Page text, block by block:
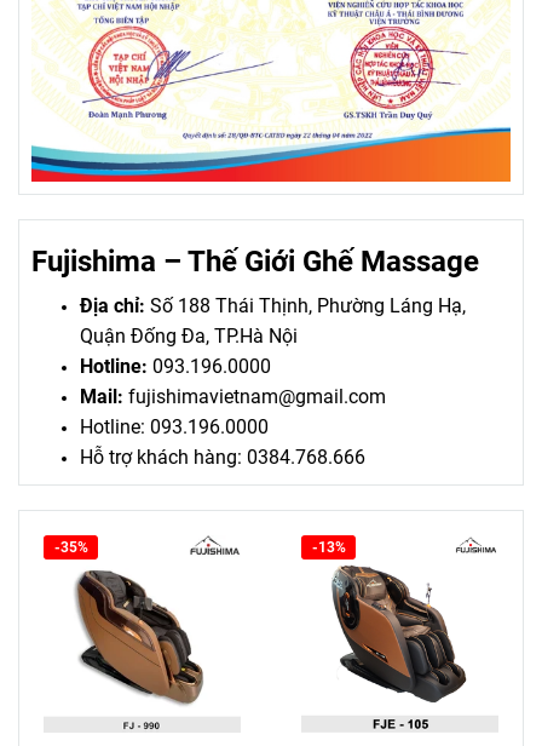
Fujishima – Thế Giới Ghế Massage
Địa chỉ: Số 188 Thái Thịnh, Phường Láng Hạ,
Quận Đống Đa, TP.Hà Nội
Hotline: 093.196.0000
Mail: fujishimavietnam@gmail.com
Hotline: 093.196.0000
Hỗ trợ khách hàng: 0384.768.666
-35% -13%